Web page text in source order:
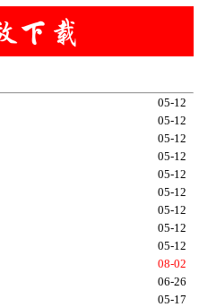
05-12
05-12
05-12
05-12
05-12
05-12
05-12
05-12
05-12
08-02
06-26
05-17